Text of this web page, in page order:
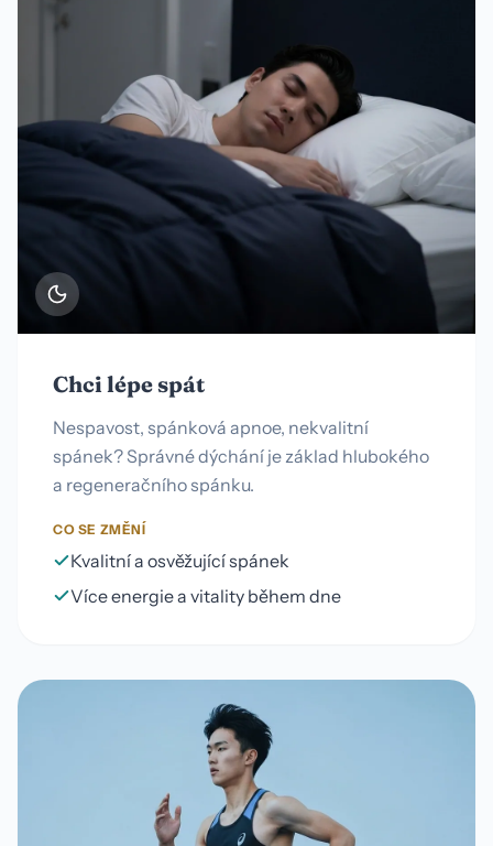
Chci lépe spát
Nespavost, spánková apnoe, nekvalitní
spánek? Správné dýchání je základ hlubokého
a regeneračního spánku.
CO SE ZMĚNÍ
Kvalitní a osvěžující spánek
Více energie a vitality během dne